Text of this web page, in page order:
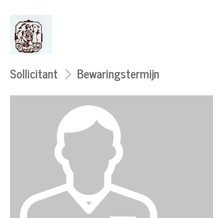
Sollicitant Bewaringstermijn